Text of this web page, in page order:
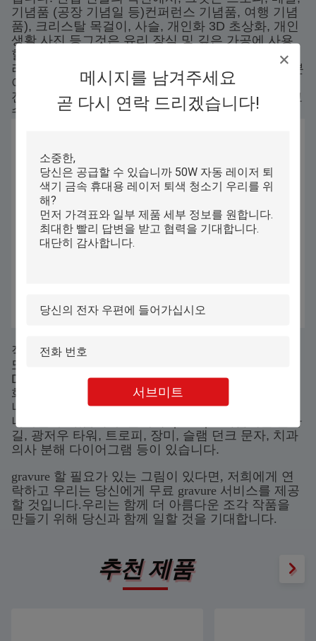
메시지를 남겨주세요
곧 다시 연락 드리겠습니다!
서브미트
기념품 (공장 기념일 등)컨퍼런스 기념품, 여행 기념
품), 크리스탈 목걸이, 사슬, 개인화 3D 초상화, 개인
생활 사진 등그것은 유리 장식 및 깊은 가공에 사용
할 수 있습니다.미러, 유리 내부 로고, 고급 호텔, 갤
러리 및 전시회의 장식 등. 또한 교육 및 과학 연구 분
야에도 적합합니다.자동화 실험실과 같이, 연구실과
전시실, 그리고 레이저와 자동화와 같은 전공에서 교
수 및 학생 인턴십.
적용:
또한 관광 명소, 결혼식, 온라인 쇼핑몰, 놀이 공원,
DIY 개인 사용자 지정 선물 상점, 학업 프로젝트, 영
화관, 공항, 지하철역 및 기타 장소에서 널리 사용됩
니다.다른 색의 빛으로, 그것은 다양한 색상 효과를
나타낼 수 있습니다. 클래식 гравюра 작업에는 은하
길, 광저우 타워, 트로피, 장미, 슬램 던크 문자, 치과
의사 분해 다이어그램 등이 있습니다.
gravure 할 필요가 있는 그림이 있다면, 저희에게 연
락하고 우리는 당신에게 무료 gravure 서비스를 제공
할 것입니다.우리는 함께 더 아름다운 조각 작품을
만들기 위해 당신과 함께 일할 것을 기대합니다.
추천 제품